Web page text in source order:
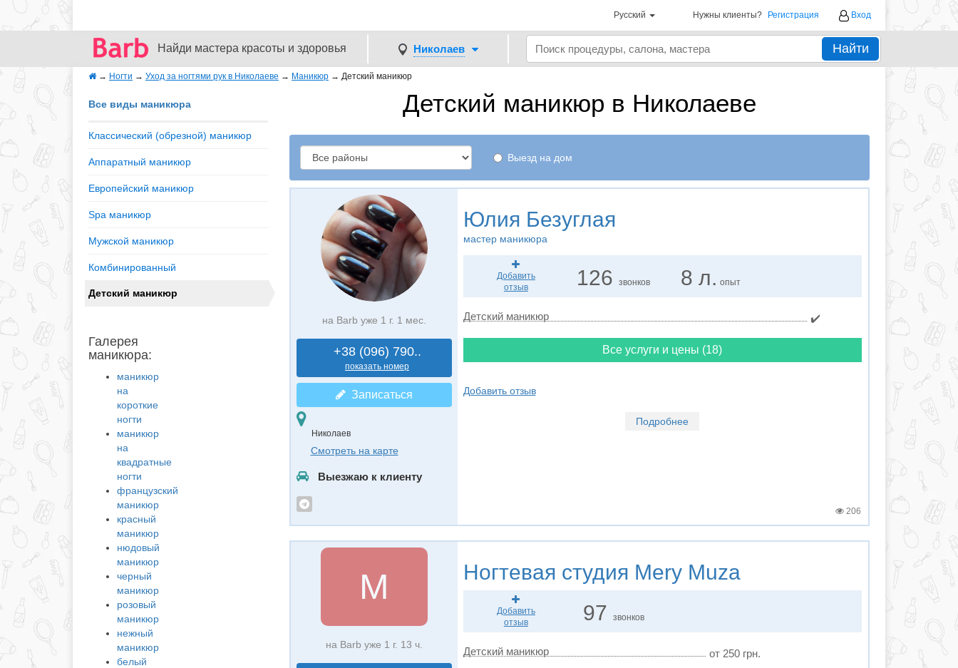
Русский Нужны клиенты? Регистрация Вход
Найди мастера красоты и здоровья Николаев Найти
→ Ногти → Уход за ногтями рук в Николаеве → Маникюр → Детский маникюр
Детский маникюр в Николаеве
Выезд на дом
Все виды маникюра
Классический (обрезной) маникюр
Аппаратный маникюр
Европейский маникюр
Spa маникюр
Мужской маникюр
Комбинированный
Детский маникюр
Галерея
маникюра:
маникюр
на
короткие
ногти
маникюр
на
квадратные
ногти
французский
маникюр
красный
маникюр
нюдовый
маникюр
черный
маникюр
розовый
маникюр
нежный
маникюр
белый
на Barb уже 1 г. 1 мес.
+38 (096) 790..
показать номер
Записаться
Николаев
Смотреть на карте
Выезжаю к клиенту
Юлия Безуглая
мастер маникюра
Добавить
отзыв
126звонков 8 л. опыт
Детский маникюр ✔️
Все услуги и цены (18)
Добавить отзыв
Подробнее
206
M
на Barb уже 1 г. 13 ч.
Ногтевая студия Mery Muza
Добавить
отзыв
97 звонков
Детский маникюр от 250 грн.